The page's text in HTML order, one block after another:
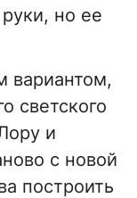
но ее
светского
и
с новой
построить